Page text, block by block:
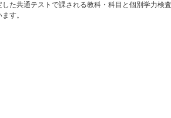
た共通テストで課される教科・科目と個別学力検
す。